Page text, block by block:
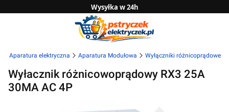
Wysyłka w 24h
Zwrot do 14 dni
Sprawdź naszą ofertę B2B
Aparatura elektryczna Aparatura Modułowa Wyłączniki różnicoprądowe
Wyłacznik różnicowoprądowy RX3 25A
30MA AC 4P